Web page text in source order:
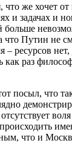
же хочет от
и задачах и
больше
что Путин не
ресурсов
раз
посыл, что
что и